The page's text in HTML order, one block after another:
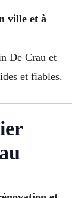
ville et à
De Crau et
et fiables.